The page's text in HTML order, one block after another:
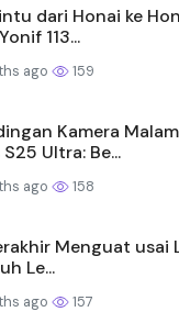
dari Honai ke
113...
ago 159
Kamera
Ultra: Be...
ago 158
Menguat usai
Le...
ago 157